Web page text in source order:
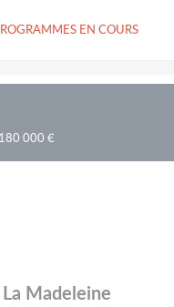
EN COURS
000 €
Madeleine